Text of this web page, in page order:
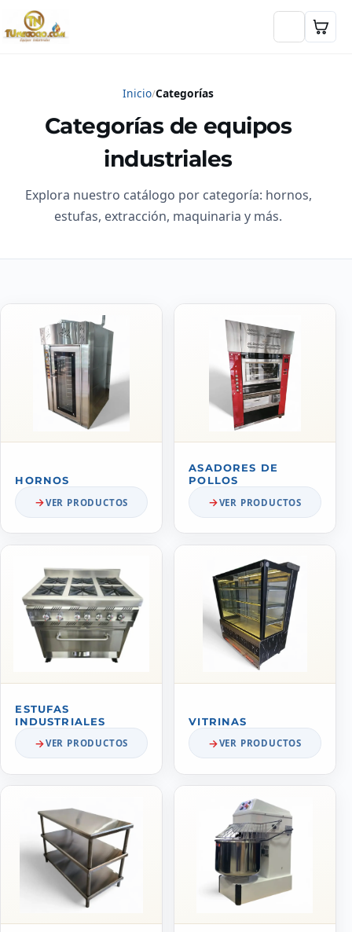
Inicio Categorías
Categorías de equipos
industriales
Explora nuestro catálogo por categoría: hornos,
estufas, extracción, maquinaria y más.
HORNOS
VER PRODUCTOS
ASADORES DE
POLLOS
VER PRODUCTOS
ESTUFAS
INDUSTRIALES
VER PRODUCTOS
VITRINAS
VER PRODUCTOS